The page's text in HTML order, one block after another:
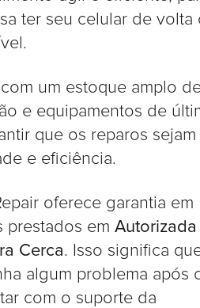
ter seu celular de volta
um estoque amplo
e equipamentos de
que os reparos sejam
e eficiência.
oferece garantia em
prestados em Autorizada
Cerca. Isso significa
algum problema após
com o suporte da